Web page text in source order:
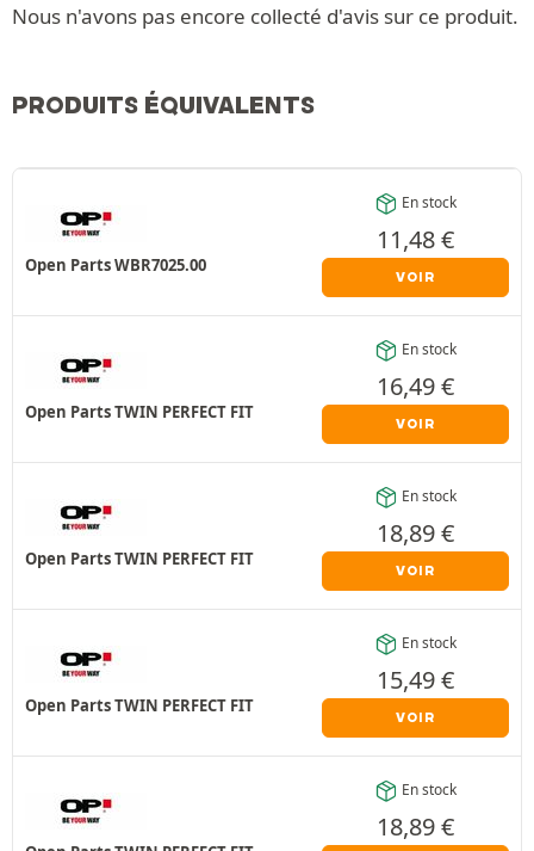
Nous n'avons pas encore collecté d'avis sur ce produit.
PRODUITS ÉQUIVALENTS
Open Parts WBR7025.00
En stock
11,48€
VOIR
Open Parts TWIN PERFECT FIT
En stock
16,49€
VOIR
Open Parts TWIN PERFECT FIT
En stock
18,89€
VOIR
Open Parts TWIN PERFECT FIT
En stock
15,49€
VOIR
En stock
18,89€